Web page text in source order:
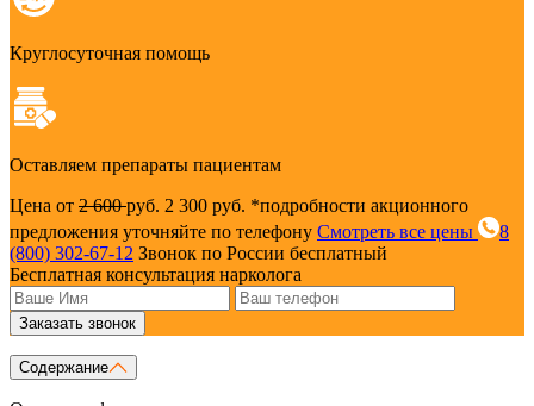
Круглосуточная помощь
Оставляем препараты пациентам
Цена от 2 600руб. 2 300 руб. *подробности акционного
предложения уточняйте по телефону Смотреть все цены
8
(800) 302-67-12 Звонок по России бесплатный
Бесплатная консультация нарколога
Заказать звонок
Содержание